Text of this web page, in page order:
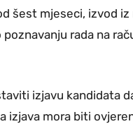
šest mjeseci, izvod
rada na
izjavu kandidata
izjava mora biti